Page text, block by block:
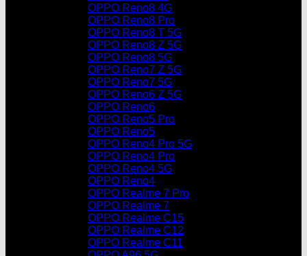
OPPO Reno8 4G
OPPO Reno8 Pro
OPPO Reno8 T 5G
OPPO Reno8 Z 5G
OPPO Reno8 5G
OPPO Reno7 Z 5G
OPPO Reno7 5G
OPPO Reno6 Z 5G
OPPO Reno6
OPPO Reno5 Pro
OPPO Reno5
OPPO Reno4 Pro 5G
OPPO Reno4 Pro
OPPO Reno4 5G
OPPO Reno4
OPPO Realme 7 Pro
OPPO Realme 7
OPPO Realme C15
OPPO Realme C12
OPPO Realme C11